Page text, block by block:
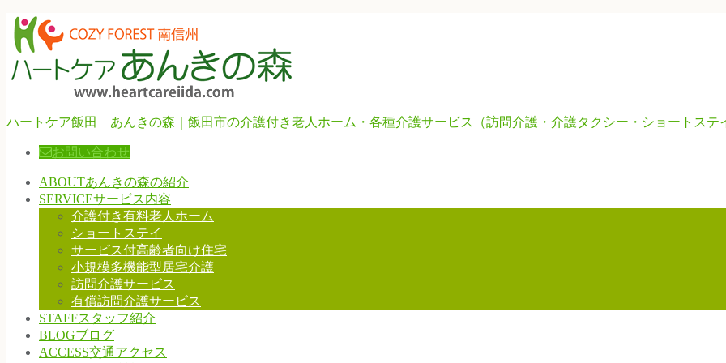
ハートケア飯田 あんきの森｜飯田市の介護付き老人ホーム・各種介護サービス（訪問介護・介護タクシー・ショートステ
お問い合わせ
ABOUTあんきの森の紹介
SERVICEサービス内容
介護付き有料老人ホーム
ショートステイ
サービス付高齢者向け住宅
小規模多機能型居宅介護
訪問介護サービス
有償訪問介護サービス
STAFFスタッフ紹介
BLOGブログ
ACCESS交通アクセス